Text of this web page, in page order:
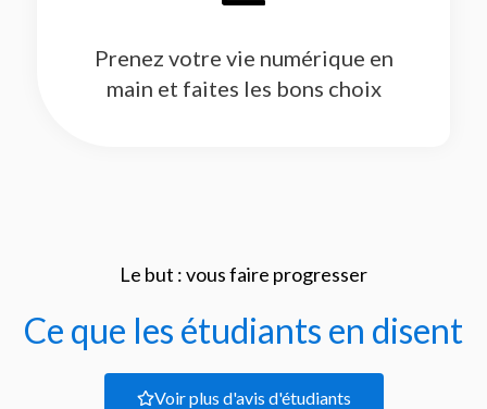
Prenez votre vie numérique en
main et faites les bons choix
Le but : vous faire progresser
Ce que les étudiants en disent
Voir plus d'avis d'étudiants